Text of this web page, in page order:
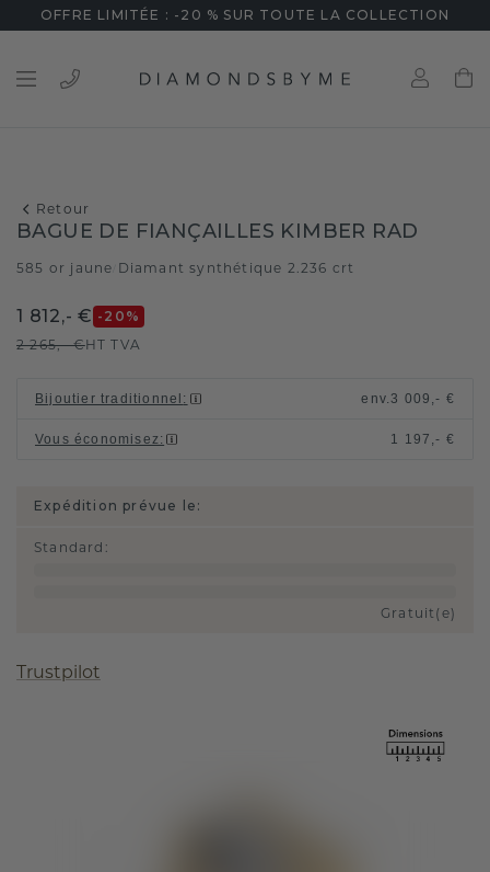
OFFRE LIMITÉE : -20 % SUR TOUTE LA COLLECTION
Retour
BAGUE DE FIANÇAILLES KIMBER RAD
585 or jaune Diamant synthétique 2.236 crt
1 812,- € -20 %
2 265,- €HT TVA
Bijoutier traditionnel : env.3 009,- €
Vous économisez: 1 197,- €
Expédition prévue le:
Standard :
Gratuit(e)
Trustpilot